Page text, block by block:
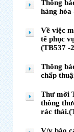
Thông
hàng hóa
Về việc
tế phục
(TB537 -
Thông
chấp
Thư mời
thông
rác